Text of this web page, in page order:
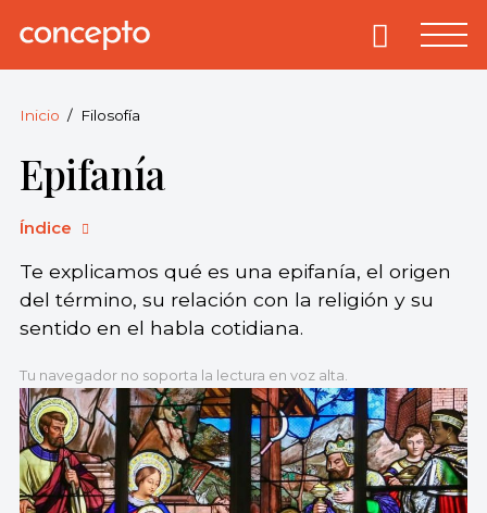
Concepto.
derechos
reservados.
Primary
Inicio Filosofía
Epifanía
Índice
Te explicamos qué es una epifanía, el origen
del término, su relación con la religión y su
sentido en el habla cotidiana.
Tu navegador no soporta la lectura en voz alta.